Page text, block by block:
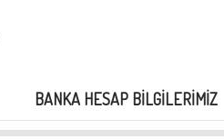
BANKA HESAP BILGILERIMIZ